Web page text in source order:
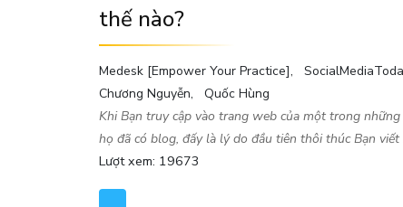
thế nào?
Medesk [Empower Your Practice]
Chương Nguyễn
Quốc Hùng
Khi Bạn truy cập vào trang web của một trong
họ đã có blog, đấy là lý do đầu tiên thôi thúc Bạn
Lượt xem: 19673